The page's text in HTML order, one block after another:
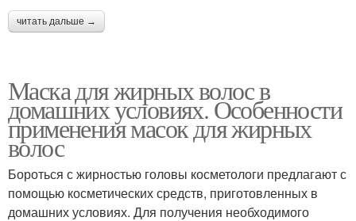
читать дальше →
Маска для жирных волос в
домашних условиях. Особенности
применения масок для жирных
волос
Бороться с жирностью головы косметологи предлагают с
помощью косметических средств, приготовленных в
домашних условиях. Для получения необходимого